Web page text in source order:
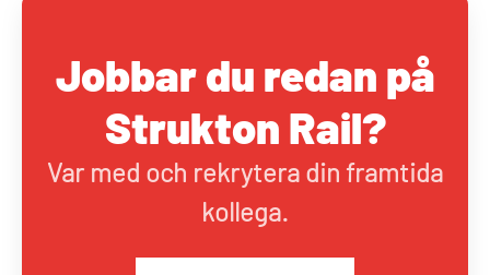
Jobbar du redan på
Strukton Rail?
Var med och rekrytera din framtida
kollega.